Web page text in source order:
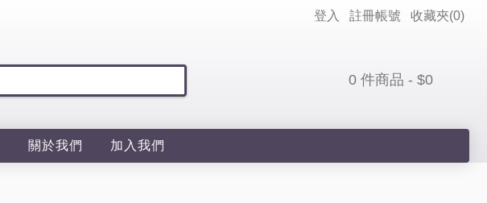
登入 註冊帳號 收藏夾(0)
0 件商品 - $0
關於我們 加入我們